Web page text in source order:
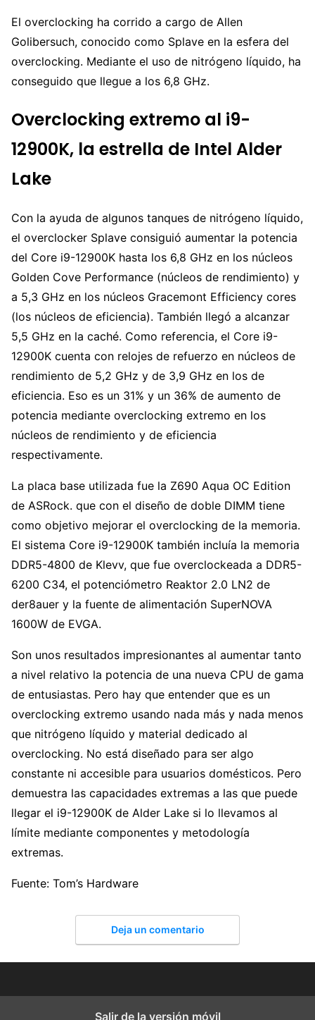
El overclocking ha corrido a cargo de Allen
Golibersuch, conocido como Splave en la esfera del
overclocking. Mediante el uso de nitrógeno líquido, ha
conseguido que llegue a los 6,8 GHz.
Overclocking extremo al i9-
12900K, la estrella de Intel Alder
Lake
Con la ayuda de algunos tanques de nitrógeno líquido,
el overclocker Splave consiguió aumentar la potencia
del Core i9-12900K hasta los 6,8 GHz en los núcleos
Golden Cove Performance (núcleos de rendimiento) y
a 5,3 GHz en los núcleos Gracemont Efficiency cores
(los núcleos de eficiencia). También llegó a alcanzar
5,5 GHz en la caché. Como referencia, el Core i9-
12900K cuenta con relojes de refuerzo en núcleos de
rendimiento de 5,2 GHz y de 3,9 GHz en los de
eficiencia. Eso es un 31% y un 36% de aumento de
potencia mediante overclocking extremo en los
núcleos de rendimiento y de eficiencia
respectivamente.
La placa base utilizada fue la Z690 Aqua OC Edition
de ASRock. que con el diseño de doble DIMM tiene
como objetivo mejorar el overclocking de la memoria.
El sistema Core i9-12900K también incluía la memoria
DDR5-4800 de Klevv, que fue overclockeada a DDR5-
6200 C34, el potenciómetro Reaktor 2.0 LN2 de
der8auer y la fuente de alimentación SuperNOVA
1600W de EVGA.
Son unos resultados impresionantes al aumentar tanto
a nivel relativo la potencia de una nueva CPU de gama
de entusiastas. Pero hay que entender que es un
overclocking extremo usando nada más y nada menos
que nitrógeno líquido y material dedicado al
overclocking. No está diseñado para ser algo
constante ni accesible para usuarios domésticos. Pero
demuestra las capacidades extremas a las que puede
llegar el i9-12900K de Alder Lake si lo llevamos al
límite mediante componentes y metodología
extremas.
Fuente: Tom’s Hardware
Deja un comentario
Salir de la versión móvil